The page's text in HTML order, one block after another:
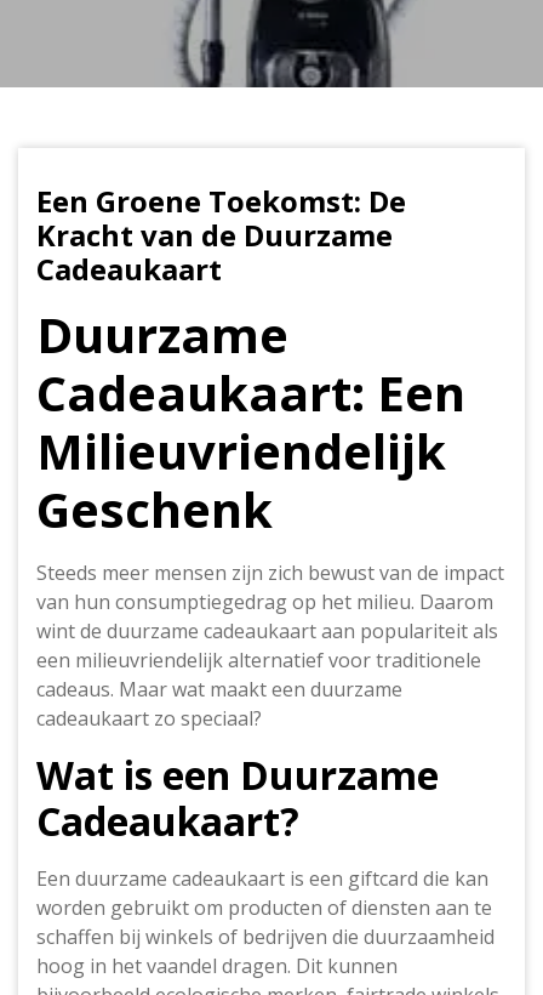
Een Groene Toekomst: De
Kracht van de Duurzame
Cadeaukaart
Duurzame
Cadeaukaart: Een
Milieuvriendelijk
Geschenk
Steeds meer mensen zijn zich bewust van de impact
van hun consumptiegedrag op het milieu. Daarom
wint de duurzame cadeaukaart aan populariteit als
een milieuvriendelijk alternatief voor traditionele
cadeaus. Maar wat maakt een duurzame
cadeaukaart zo speciaal?
Wat is een Duurzame
Cadeaukaart?
Een duurzame cadeaukaart is een giftcard die kan
worden gebruikt om producten of diensten aan te
schaffen bij winkels of bedrijven die duurzaamheid
hoog in het vaandel dragen. Dit kunnen